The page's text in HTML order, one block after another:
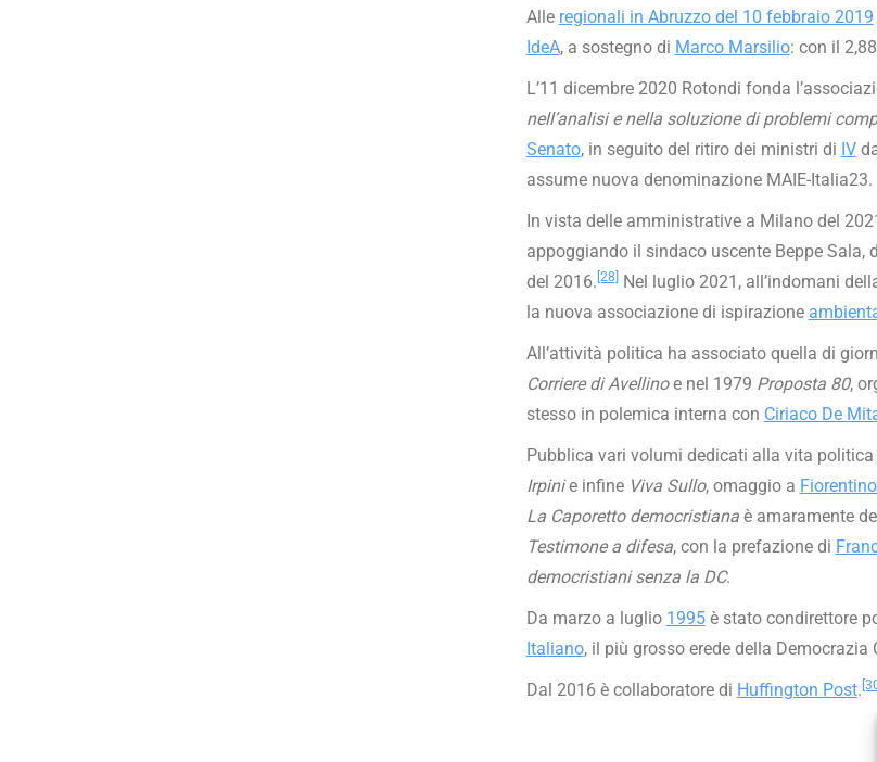
Alle regionali in Abruzzo del 10 febbraio 2019
IdeA, a sostegno di Marco Marsilio: con il
L’11 dicembre 2020 Rotondi fonda
nell’analisi e nella soluzione di problemi
Senato, in seguito del ritiro dei ministri di IV
assume nuova denominazione MAIE-Italia23.
In vista delle amministrative a Milano del
appoggiando il sindaco uscente Beppe
del 2016. [28] Nel luglio 2021, all’indomani
la nuova associazione di ispirazione
All’attività politica ha associato quella di
Corriere di Avellinoe nel 1979 Proposta 80,
stesso in polemica interna con Ciriaco De
Pubblica vari volumi dedicati alla vita politica
Irpinie infine Viva Sullo, omaggio a
La Caporetto democristianaè amaramente
Testimone a difesa, con la prefazione di
democristiani senza la DC.
Da marzo a luglio 1995è stato condirettore
Italiano, il più grosso erede della Democrazia
Dal 2016 è collaboratore di Huffington Post.